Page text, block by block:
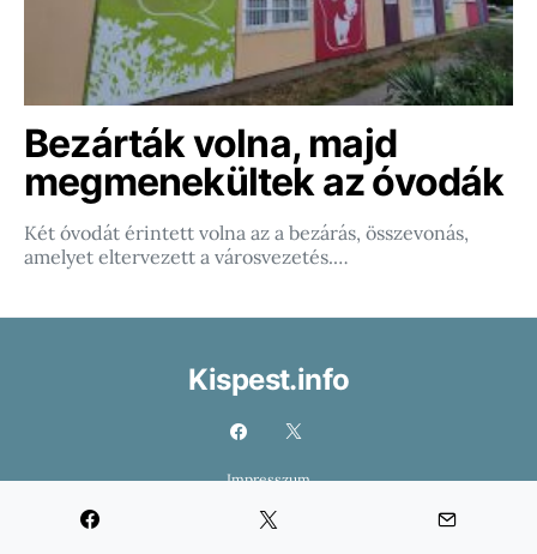
Bezárták volna, majd
megmenekültek az óvodák
Két óvodát érintett volna az a bezárás, összevonás,
amelyet eltervezett a városvezetés.…
Kispest.info
Impresszum